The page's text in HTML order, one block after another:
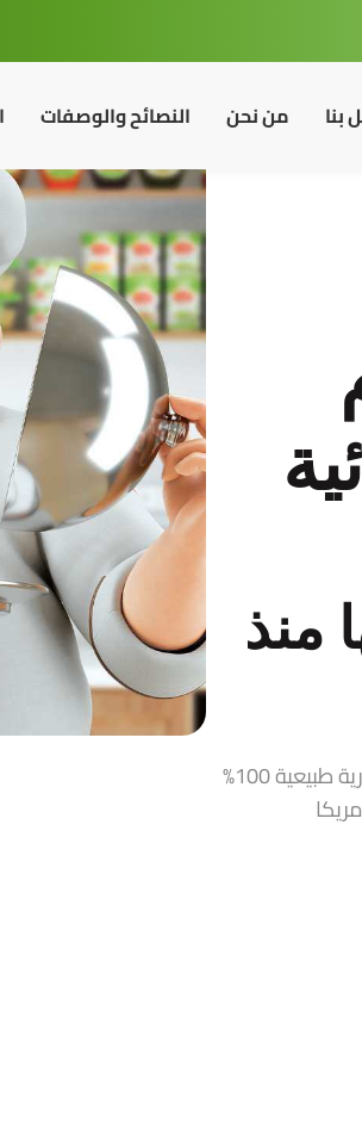
النصائح والوصفات من نحن بنا
منذ
قمر الدين، زيت زيتون، حلاوة طحينية، مربيات ومخللات سورية طبيعية 100%